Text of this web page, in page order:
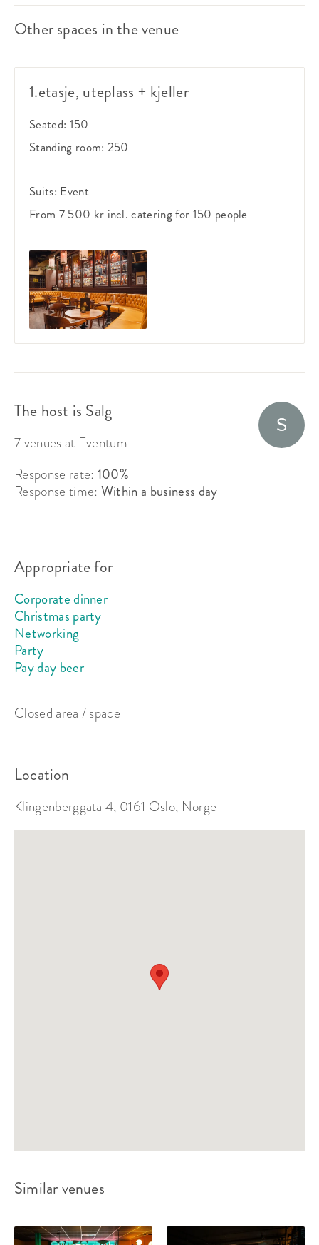
Other spaces in the venue
1.etasje, uteplass + kjeller
Seated: 150
Standing room: 250
Suits: Event
From 7 500 kr incl. catering for 150 people
The host is Salg
7 venues at Eventum
Response rate: 100%
Response time: Within a business day
Appropriate for
Corporate dinner
Christmas party
Networking
Party
Pay day beer
Closed area / space
Location
Klingenberggata 4, 0161 Oslo, Norge
Similar venues